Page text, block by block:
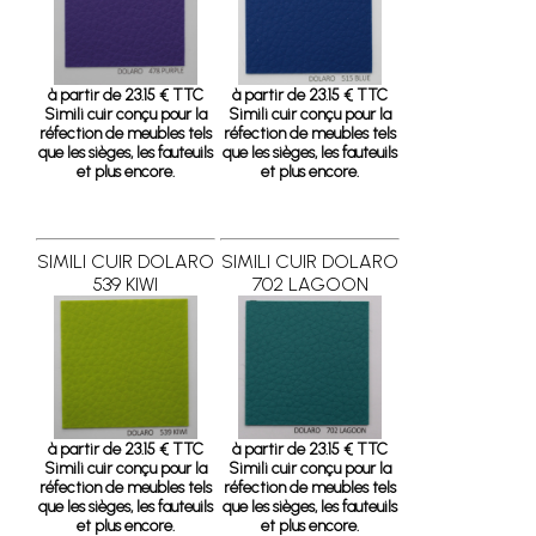
à partir de 23.15 € TTC
Simili cuir conçu pour la
réfection de meubles tels
que les sièges, les fauteuils
et plus encore.
à partir de 23.15 € TTC
Simili cuir conçu pour la
réfection de meubles tels
que les sièges, les fauteuils
et plus encore.
SIMILI CUIR DOLARO
539 KIWI
à partir de 23.15 € TTC
Simili cuir conçu pour la
réfection de meubles tels
que les sièges, les fauteuils
et plus encore.
SIMILI CUIR DOLARO
702 LAGOON
à partir de 23.15 € TTC
Simili cuir conçu pour la
réfection de meubles tels
que les sièges, les fauteuils
et plus encore.